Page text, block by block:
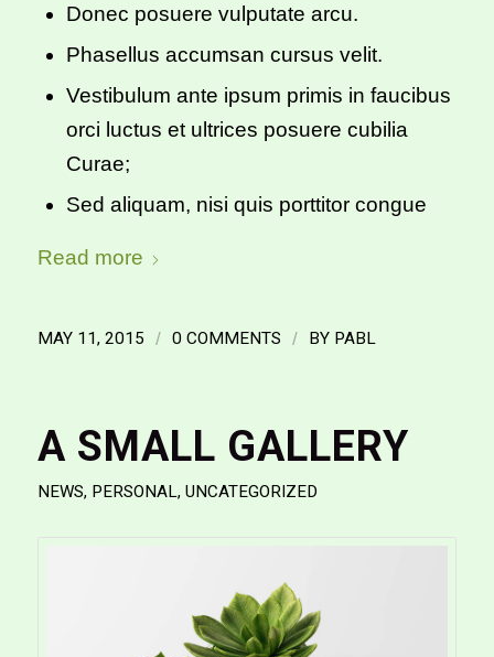
Donec posuere vulputate arcu.
Phasellus accumsan cursus velit.
Vestibulum ante ipsum primis in faucibus
orci luctus et ultrices posuere cubilia
Curae;
Sed aliquam, nisi quis porttitor congue
Read more
MAY 11, 2015 / 0 COMMENTS / BY PABL
A SMALL GALLERY
NEWS, PERSONAL, UNCATEGORIZED